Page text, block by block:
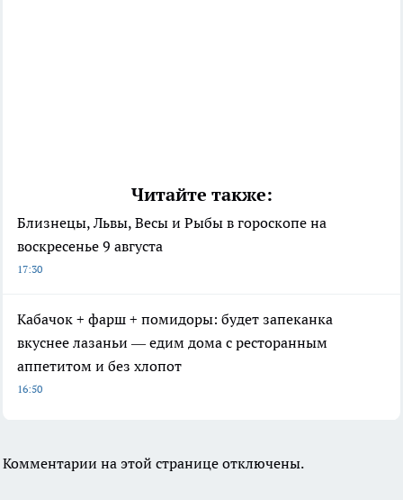
Читайте также:
Близнецы, Львы, Весы и Рыбы в гороскопе на
воскресенье 9 августа
17:30
Кабачок + фарш + помидоры: будет запеканка
вкуснее лазаньи — едим дома с ресторанным
аппетитом и без хлопот
16:50
Комментарии на этой странице отключены.